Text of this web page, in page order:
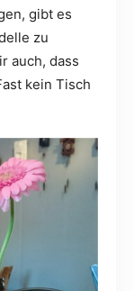
gibt es
zu
auch, dass
kein Tisch